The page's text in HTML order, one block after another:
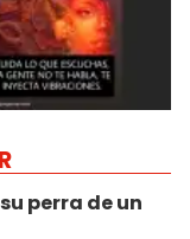
perra de un